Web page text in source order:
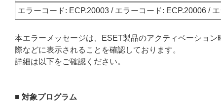
エラーコード: ECP.20003 / エラーコード: ECP.20006 /
本エラーメッセージは、ESET製品のアクティベーショ
際などに表示されることを確認しております。
詳細は以下をご確認ください。
■ 対象プログラム